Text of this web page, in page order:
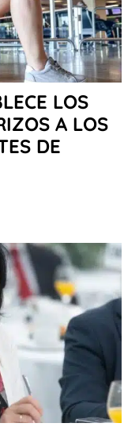
LOS
A LOS
DE